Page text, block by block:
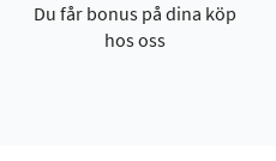
Du får bonus på dina köp
hos oss